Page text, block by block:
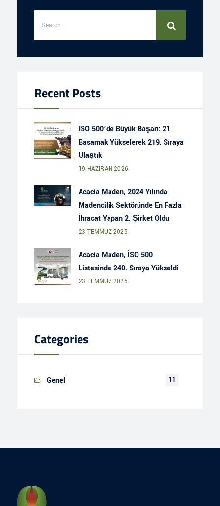
Recent Posts
ISO 500’de Büyük Başarı: 21
Basamak Yükselerek 219. Sıraya
Ulaştık
19 HAZIRAN 2026
Acacia Maden, 2024 Yılında
Madencilik Sektöründe En Fazla
İhracat Yapan 2. Şirket Oldu
23 TEMMUZ 2025
Acacia Maden, İSO 500
Listesinde 240. Sıraya Yükseldi
23 TEMMUZ 2025
Categories
Genel 11